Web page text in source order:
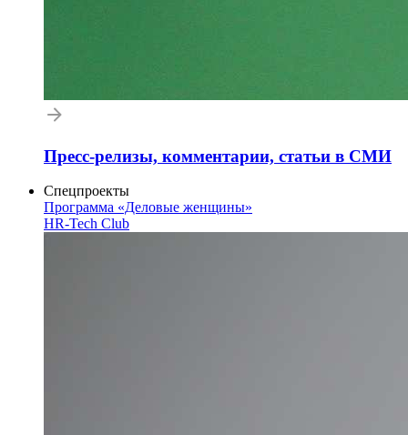
Пресс-релизы, комментарии, статьи в СМИ
Спецпроекты
Программа «Деловые женщины»
HR-Tech Club